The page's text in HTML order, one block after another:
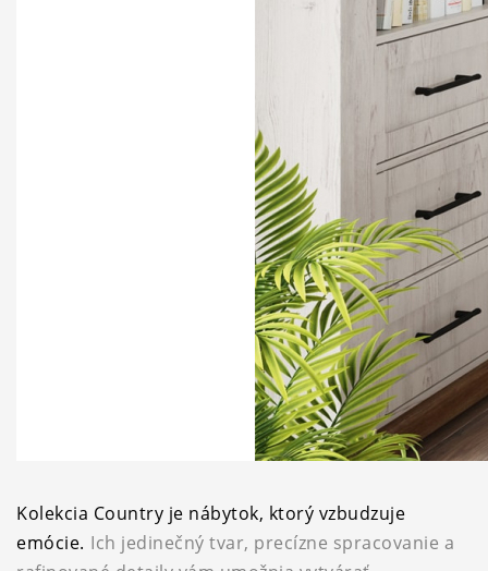
Kolekcia Country je nábytok, ktorý vzbudzuje
emócie. Ich jedinečný tvar, precízne spracovanie a